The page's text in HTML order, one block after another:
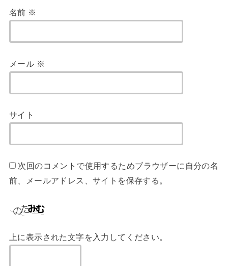
名前 ※
メール ※
サイト
次回のコメントで使用するためブラウザーに自分の名
前、メールアドレス、サイトを保存する。
上に表示された文字を入力してください。